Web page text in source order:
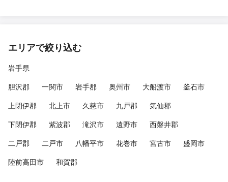
エリアで絞り込む
岩手県
胆沢郡
一関市 岩手郡 奥州市 大船渡市
釜石市
上閉伊郡
北上市 久慈市 九戸郡
気仙郡
下閉伊郡
紫波郡 滝沢市 遠野市
西磐井郡
二戸郡
二戸市 八幡平市 花巻市 宮古市
盛岡市
陸前高田市
和賀郡